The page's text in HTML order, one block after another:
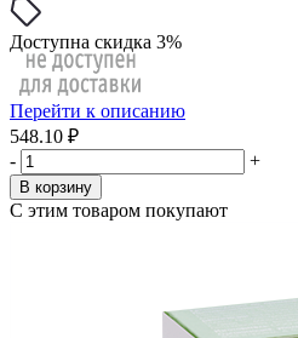
Доступна скидка 3%
Перейти к описанию
548.10 ₽
-
+
В корзину
С этим товаром покупают